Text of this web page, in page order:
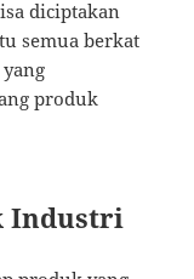
diciptakan
semua berkat
yang
produk
Industri